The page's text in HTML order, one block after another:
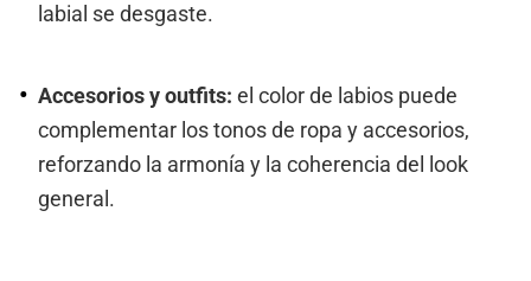
labial se desgaste.
Accesorios y outfits: el color de labios puede
complementar los tonos de ropa y accesorios,
reforzando la armonía y la coherencia del look
general.